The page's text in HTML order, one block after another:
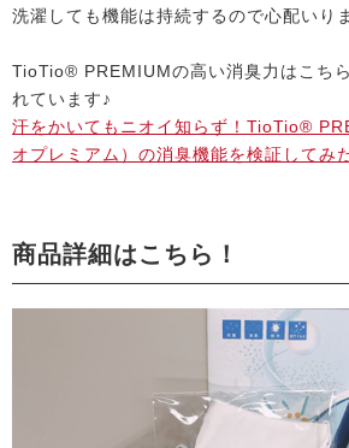
洗濯しても機能は持続するので心配いり
TioTio® PREMIUMの高い消臭力はこち
れています♪
汗をかいてもニオイ知らず！TioTio®
オプレミアム）の消臭機能を検証してみ
商品詳細はこちら！